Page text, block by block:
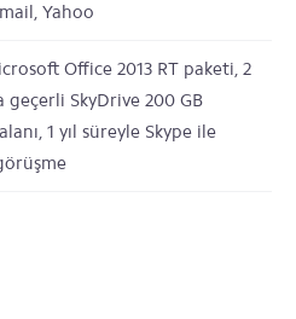
Yahoo
Office 2013 RT paketi, 2
geçerli SkyDrive 200 GB
1 yıl süreyle Skype ile